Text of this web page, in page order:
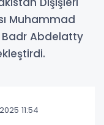
Muhammad
Badr Abdelatty
11:54